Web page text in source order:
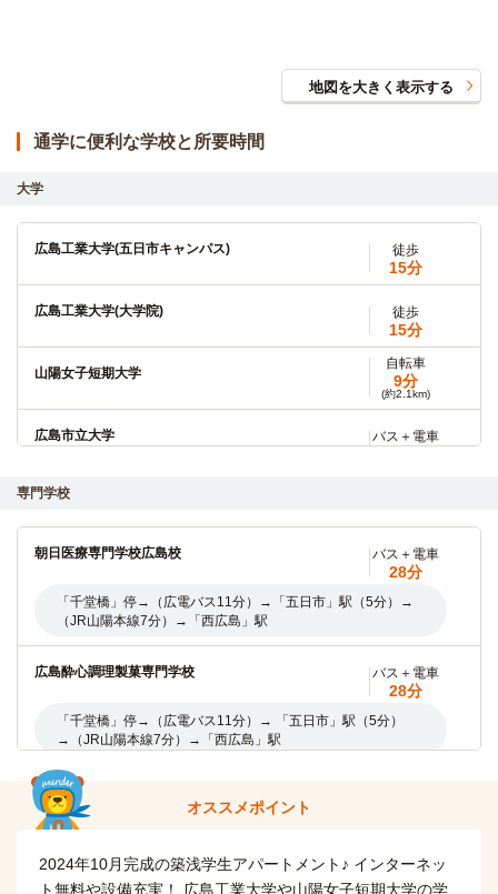
地図を大きく表示する
通学に便利な学校と所要時間
大学
広島工業大学(五日市キャンパス) 徒歩
15分
広島工業大学(大学院) 徒歩
15分
山陽女子短期大学
自転車
9分
(約2.1km)
広島市立大学 バス＋電車
「千同橋」停→(広電バス11分)→「五日市駅北口」駅→(JR山
陽本線10分)→「横川」駅→(広電バス15分)→「市立大学前」
バス＋電車
「千同橋」停→(広電バス11分)→「五日市駅北口」駅→(JR山
広島都市学園大学(西風新都キャンパス) バス＋電車
36分
陽本線10分)→「横川」駅→(広電バス15分)→「市立大学前」
停
47分
専門学校
朝日医療専門学校広島校 バス＋電車
28分
「千堂橋」停→（広電バス11分）→「五日市」駅（5分）→
（JR山陽本線7分）→「西広島」駅
広島酔心調理製菓専門学校 バス＋電車
28分
「千堂橋」停→（広電バス11分）→ 「五日市」駅（5分）
→（JR山陽本線7分）→「西広島」駅
広島工業大学専門学校
→（JR山陽本線7分）→「西広島」駅
オススメポイント
2024年10月完成の築浅学生アパートメント♪ インターネッ
ト無料や設備充実！ 広島工業大学や山陽女子短期大学の学